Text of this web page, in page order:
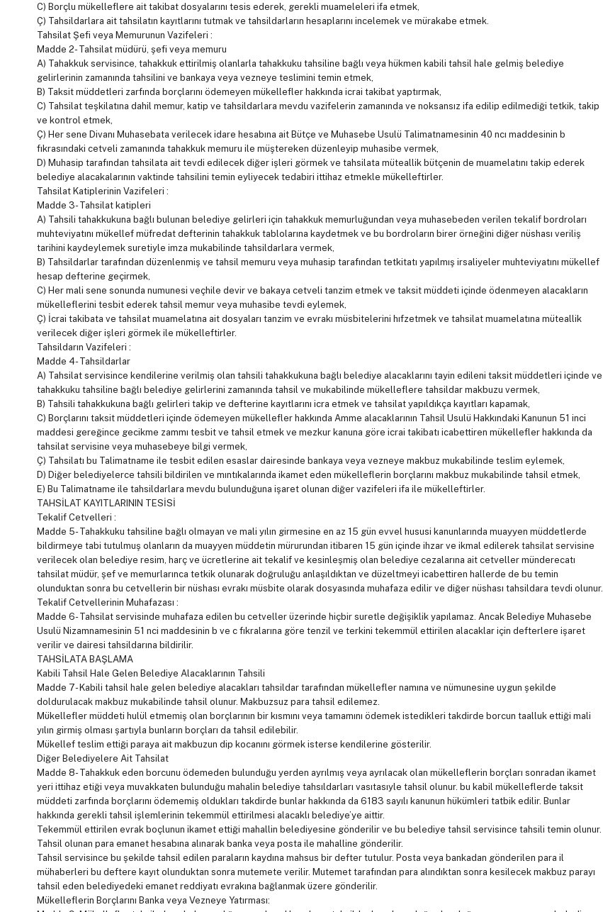
C) Borçlu mükelleflere ait takibat dosyalarını tesis ederek, gerekli muameleleri ifa etmek,
Ç) Tahsildarlara ait tahsilatın kayıtlarını tutmak ve tahsildarların hesaplarını incelemek ve mürakabe etmek.
Tahsilat Şefi veya Memurunun Vazifeleri :
Madde 2- Tahsilat müdürü, şefi veya memuru
A) Tahakkuk servisince, tahakkuk ettirilmiş olanlarla tahakkuku tahsiline bağlı veya hükmen kabili tahsil hale gelmiş belediye
gelirlerinin zamanında tahsilini ve bankaya veya vezneye teslimini temin etmek,
B) Taksit müddetleri zarfında borçlarını ödemeyen mükellefler hakkında icrai takibat yaptırmak,
C) Tahsilat teşkilatına dahil memur, katip ve tahsildarlara mevdu vazifelerin zamanında ve noksansız ifa edilip edilmediği tetkik, takip
ve kontrol etmek,
Ç) Her sene Divanı Muhasebata verilecek idare hesabına ait Bütçe ve Muhasebe Usulü Talimatnamesinin 40 ncı maddesinin b
fıkrasındaki cetveli zamanında tahakkuk memuru ile müştereken düzenleyip muhasibe vermek,
D) Muhasip tarafından tahsilata ait tevdi edilecek diğer işleri görmek ve tahsilata müteallik bütçenin de muamelatını takip ederek
belediye alacakalarının vaktinde tahsilini temin eyliyecek tedabiri ittihaz etmekle mükelleftirler.
Tahsilat Katiplerinin Vazifeleri :
Madde 3- Tahsilat katipleri
A) Tahsili tahakkukuna bağlı bulunan belediye gelirleri için tahakkuk memurluğundan veya muhasebeden verilen tekalif bordroları
muhteviyatını mükellef müfredat defterinin tahakkuk tablolarına kaydetmek ve bu bordroların birer örneğini diğer nüshası veriliş
tarihini kaydeylemek suretiyle imza mukabilinde tahsildarlara vermek,
B) Tahsildarlar tarafından düzenlenmiş ve tahsil memuru veya muhasip tarafından tetkitatı yapılmış irsaliyeler muhteviyatını mükellef
hesap defterine geçirmek,
C) Her mali sene sonunda numunesi veçhile devir ve bakaya cetveli tanzim etmek ve taksit müddeti içinde ödenmeyen alacakların
mükelleflerini tesbit ederek tahsil memur veya muhasibe tevdi eylemek,
Ç) İcrai takibata ve tahsilat muamelatına ait dosyaları tanzim ve evrakı müsbitelerini hıfzetmek ve tahsilat muamelatına müteallik
verilecek diğer işleri görmek ile mükelleftirler.
Tahsildarın Vazifeleri :
Madde 4- Tahsildarlar
A) Tahsilat servisince kendilerine verilmiş olan tahsili tahakkukuna bağlı belediye alacaklarını tayin edileni taksit müddetleri içinde ve
tahakkuku tahsiline bağlı belediye gelirlerini zamanında tahsil ve mukabilinde mükelleflere tahsildar makbuzu vermek,
B) Tahsili tahakkukuna bağlı gelirleri takip ve defterine kayıtlarını icra etmek ve tahsilat yapıldıkça kayıtları kapamak,
C) Borçlarını taksit müddetleri içinde ödemeyen mükellefler hakkında Amme alacaklarının Tahsil Usulü Hakkındaki Kanunun 51 inci
maddesi gereğince gecikme zammı tesbit ve tahsil etmek ve mezkur kanuna göre icrai takibatı icabettiren mükellefler hakkında da
tahsilat servisine veya muhasebeye bilgi vermek,
Ç) Tahsilatı bu Talimatname ile tesbit edilen esaslar dairesinde bankaya veya vezneye makbuz mukabilinde teslim eylemek,
D) Diğer belediyelerce tahsili bildirilen ve mıntıkalarında ikamet eden mükelleflerin borçlarını makbuz mukabilinde tahsil etmek,
E) Bu Talimatname ile tahsildarlara mevdu bulunduğuna işaret olunan diğer vazifeleri ifa ile mükelleftirler.
TAHSİLAT KAYITLARININ TESİSİ
Tekalif Cetvelleri :
Madde 5- Tahakkuku tahsiline bağlı olmayan ve mali yılın girmesine en az 15 gün evvel hususi kanunlarında muayyen müddetlerde
bildirmeye tabi tutulmuş olanların da muayyen müddetin mürurundan itibaren 15 gün içinde ihzar ve ikmal edilerek tahsilat servisine
verilecek olan belediye resim, harç ve ücretlerine ait tekalif ve kesinleşmiş olan belediye cezalarına ait cetveller münderecatı
tahsilat müdür, şef ve memurlarınca tetkik olunarak doğruluğu anlaşıldıktan ve düzeltmeyi icabettiren hallerde de bu temin
olunduktan sonra bu cetvellerin bir nüshası evrakı müsbite olarak dosyasında muhafaza edilir ve diğer nüshası tahsildara tevdi olunur.
Tekalif Cetvellerinin Muhafazası :
Madde 6- Tahsilat servisinde muhafaza edilen bu cetveller üzerinde hiçbir suretle değişiklik yapılamaz. Ancak Belediye Muhasebe
Usulü Nizamnamesinin 51 nci maddesinin b ve c fıkralarına göre tenzil ve terkini tekemmül ettirilen alacaklar için defterlere işaret
verilir ve dairesi tahsildarına bildirilir.
TAHSİLATA BAŞLAMA
Kabili Tahsil Hale Gelen Belediye Alacaklarının Tahsili
Madde 7- Kabili tahsil hale gelen belediye alacakları tahsildar tarafından mükellefler namına ve nümunesine uygun şekilde
doldurulacak makbuz mukabilinde tahsil olunur. Makbuzsuz para tahsil edilemez.
Mükellefler müddeti hulül etmemiş olan borçlarının bir kısmını veya tamamını ödemek istedikleri takdirde borcun taalluk ettiği mali
yılın girmiş olması şartıyla bunların borçları da tahsil edilebilir.
Mükellef teslim ettiği paraya ait makbuzun dip kocanını görmek isterse kendilerine gösterilir.
Diğer Belediyelere Ait Tahsilat
Madde 8- Tahakkuk eden borcunu ödemeden bulunduğu yerden ayrılmış veya ayrılacak olan mükelleflerin borçları sonradan ikamet
yeri ittihaz etiği veya muvakkaten bulunduğu mahalin belediye tahsıldarları vasıtasıyle tahsil olunur. bu kabil mükelleflerde taksit
müddeti zarfında borçlarını ödememiş oldukları takdirde bunlar hakkında da 6183 sayılı kanunun hükümleri tatbik edilir. Bunlar
hakkında gerekli tahsil işlemlerinin tekemmül ettirilmesi alacaklı belediye’ye aittir.
Tekemmül ettirilen evrak boçlunun ikamet ettiği mahallin belediyesine gönderilir ve bu belediye tahsil servisince tahsili temin olunur.
Tahsil olunan para emanet hesabına alınarak banka veya posta ile mahalline gönderilir.
Tahsil servisince bu şekilde tahsil edilen paraların kaydına mahsus bir defter tutulur. Posta veya bankadan gönderilen para il
mühaberleri bu deftere kayıt olunduktan sonra mutemete verilir. Mutemet tarafından para alındıktan sonra kesilecek makbuz parayı
tahsil eden belediyedeki emanet reddiyatı evrakına bağlanmak üzere gönderilir.
Mükelleflerin Borçlarını Banka veya Vezneye Yatırması: